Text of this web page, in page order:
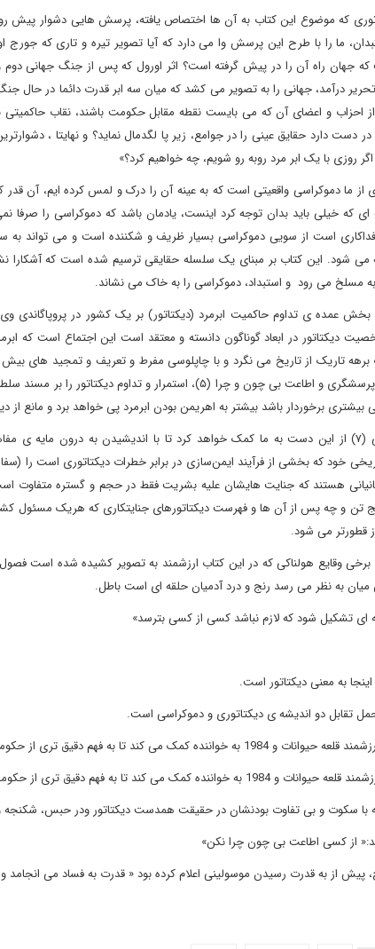
که موضوع این کتاب به آن ها اختصاص یافته، پرسش هایی دشوار پیش
جهان راه آن را در پیش گرفته است؟ اثر اورول که پس از جنگ جهانی
درآمد، جهانی را به تصویر می کشد که میان سه ابر قدرت دائما در
احزاب و اعضای آن که می بایست نقطه مقابل حکومت باشند، نقاب حاکمیتی
در دست دارد حقایق عینی را در جوامع، زیر پا لگدمال نماید؟ و نهایتا ،
روزی با یک ابر مرد روبه رو شویم، چه خواهیم کرد؟»
از ما دموکراسی واقعیتی است که به عینه آن را درک و لمس کرده ایم، آن قدر
ای که خیلی باید بدان توجه کرد اینست، یادمان باشد که دموکراسی را
است از سویی دموکراسی بسیار ظریف و شکننده است و می تواند به
می شود. این کتاب بر مبنای یک سلسله حقایقی ترسیم شده است که
مسلخ می رود و استبداد، دموکراسی را به خاک می نشاند.
بخش عمده ی تداوم حاکمیت ابرمرد (دیکتاتور) بر یک کشور در پروپاگاندی
در ابعاد گوناگون دانسته و معتقد است این اجتماع است که
تاریک از تاریخ می نگرد و با چاپلوسی مفرط و تعریف و تمجید های
بیشتری برخوردار باشد بیشتر به اهریمن بودن ابرمرد پی خواهد برد و مانع از
مطالعه کتاب هایی (۷) از این دست به ما کمک خواهد کرد تا با اندیشیدن به درون
خود که بخشی از فرآیند ایمن‌سازی در برابر خطرات دیکتاتوری است را
هستند که جنایت هایشان علیه بشریت فقط در حجم و گستره متفاوت
تن و چه پس از آن ها و فهرست دیکتاتورهای جنایتکاری که هریک مسئول
قطورتر می شود.
برخی وقایع هولناکی که در این کتاب ارزشمند به تصویر کشیده شده است
میان به نظر می رسد رنج و درد آدمیان حلقه ای است باطل.
ای تشکیل شود که لازم نباشد کسی از کسی بترسد»